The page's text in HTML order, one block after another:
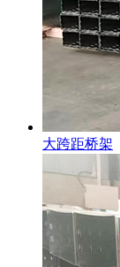
大跨距桥架